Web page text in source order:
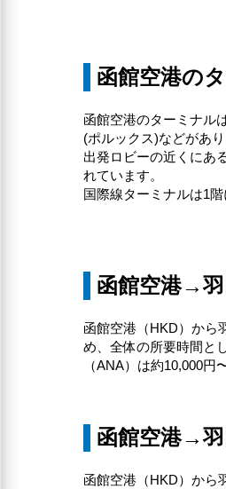
函館空港の
函館空港のターミナル
(ポルックス)などがあ
出発ロビーの近くにあ
れています。
国際線ターミナルは1
函館空港→羽
函館空港（HKD）から
め、全体の所要時間と
（ANA）は約10,000
函館空港→
函館空港（HKD）から